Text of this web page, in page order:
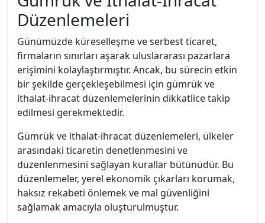
Düzenlemeleri
Günümüzde küreselleşme ve serbest ticaret,
firmaların sınırları aşarak uluslararası pazarlara
erişimini kolaylaştırmıştır. Ancak, bu sürecin etkin
bir şekilde gerçekleşebilmesi için gümrük ve
ithalat-ihracat düzenlemelerinin dikkatlice takip
edilmesi gerekmektedir.
Gümrük ve ithalat-ihracat düzenlemeleri, ülkeler
arasındaki ticaretin denetlenmesini ve
düzenlenmesini sağlayan kurallar bütünüdür. Bu
düzenlemeler, yerel ekonomik çıkarları korumak,
haksız rekabeti önlemek ve mal güvenliğini
sağlamak amacıyla oluşturulmuştur.